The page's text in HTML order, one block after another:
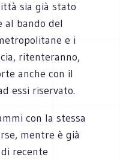
sia già stato
al bando del
e i
ritenteranno,
anche con il
essi riservato.
con la stessa
mentre è già
recente